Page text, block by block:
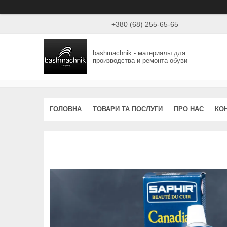
+380 (68) 255-65-65
bashmachnik - материалы для
производства и ремонта обуви
ГОЛОВНА ТОВАРИ ТА ПОСЛУГИ ПРО НАС